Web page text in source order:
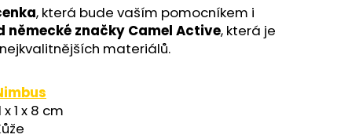
, která bude vaším pomocníkem i
německé značky Camel Active, která je
materiálů.
x 1 x 8 cm